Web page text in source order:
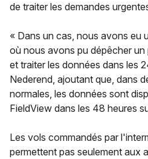
de traiter les demandes
« Dans un cas, nous avons eu
où nous avons pu dépêcher un
et traiter les données dans les
Nederend, ajoutant que, dans
normales, les données sont
FieldView dans les 48 heures
Les vols commandés par
permettent pas seulement aux